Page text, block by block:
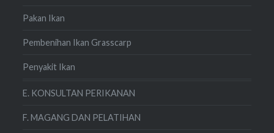
Pakan Ikan
Pembenihan Ikan Grasscarp
Penyakit Ikan
E. KONSULTAN PERIKANAN
F. MAGANG DAN PELATIHAN